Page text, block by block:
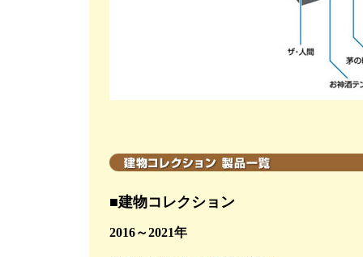
■建物コレクション
2016～2021年